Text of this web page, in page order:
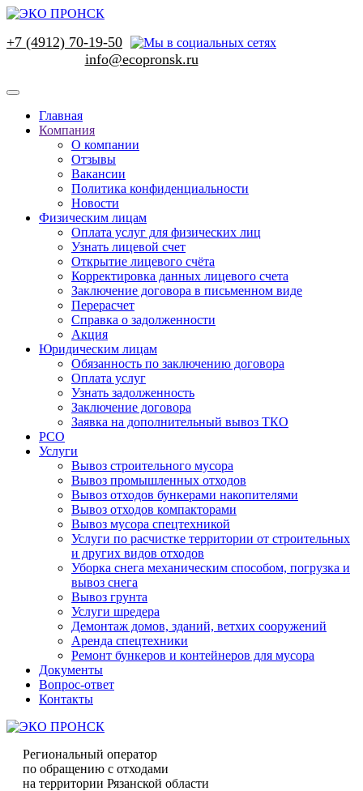
+7 (4912) 70-19-50
Главная
Компания
О компании
Отзывы
Вакансии
Политика конфиденциальности
Новости
Физическим лицам
Оплата услуг для физических лиц
Узнать лицевой счет
Открытие лицевого счёта
Корректировка данных лицевого счета
Заключение договора в письменном виде
Перерасчет
Справка о задолженности
Акция
Юридическим лицам
Обязанность по заключению договора
Оплата услуг
Узнать задолженность
Заключение договора
Заявка на дополнительный вывоз ТКО
РСО
Услуги
Вывоз строительного мусора
Вывоз промышленных отходов
Вывоз отходов бункерами накопителями
Вывоз отходов компакторами
Вывоз мусора спецтехникой
Услуги по расчистке территории от строительных
и других видов отходов
Уборка снега механическим способом, погрузка и
вывоз снега
Вывоз грунта
Услуги шредера
Демонтаж домов, зданий, ветхих сооружений
Аренда спецтехники
Ремонт бункеров и контейнеров для мусора
Документы
Вопрос-ответ
Контакты
Региональный оператор
по обращению с отходами
на территории Рязанской области